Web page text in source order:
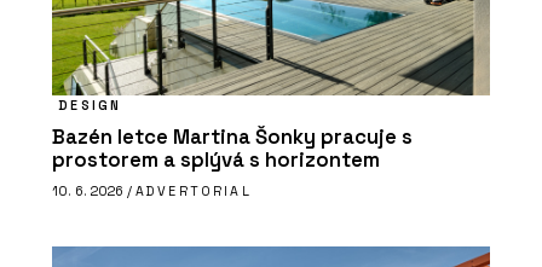
DESIGN
Bazén letce Martina Šonky pracuje s
prostorem a splývá s horizontem
10. 6. 2026 / ADVERTORIAL